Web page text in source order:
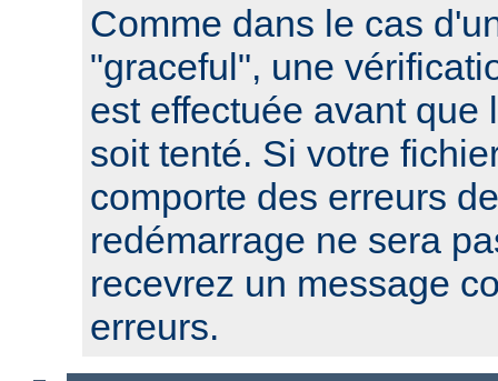
Comme dans le cas
"graceful", une
est effectuée avant que
soit tenté. Si votre
comporte des erreurs
redémarrage ne sera
recevrez un message
erreurs.